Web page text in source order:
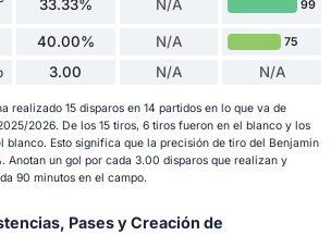
33.33% N/A 99
40.00% N/A 75
3.00 N/A N/A
realizado 15 disparos en 14 partidos en lo que va de
2026. De los 15 tiros, 6 tiros fueron en el blanco y los
blanco. Esto significa que la precisión de tiro del Benjamin
Anotan un gol por cada 3.00 disparos que realizan y
90 minutos en el campo.
Pases y Creación de